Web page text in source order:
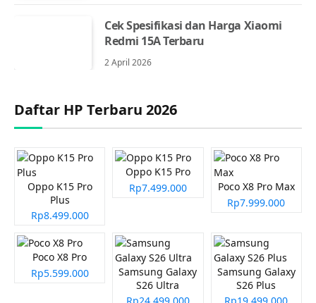
Cek Spesifikasi dan Harga Xiaomi
Redmi 15A Terbaru
2 April 2026
Daftar HP Terbaru 2026
Oppo K15 Pro
Plus
Rp8.499.000
Oppo K15 Pro
Rp7.499.000
Poco X8 Pro Max
Rp7.999.000
Poco X8 Pro
Rp5.599.000
Samsung Galaxy
S26 Ultra
Samsung Galaxy
S26 Plus